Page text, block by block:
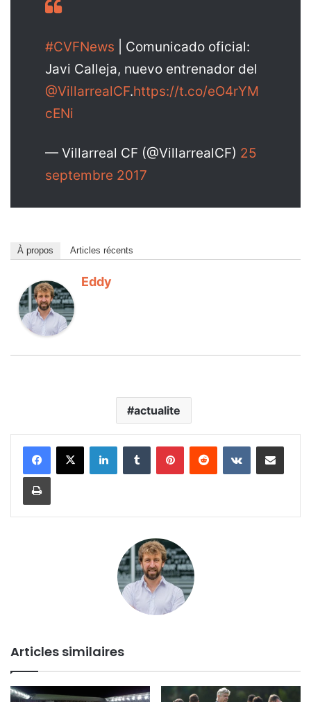
#CVFNews | Comunicado oficial:
Javi Calleja, nuevo entrenador del
@VillarrealCF.https://t.co/eO4rYM
cENi
— Villarreal CF (@VillarrealCF) 25
septembre 2017
À propos Articles récents
Eddy
actualite
LinkedinTumblr PinterestReddit VKontaktePartager par email
Imprimer
Articles similaires